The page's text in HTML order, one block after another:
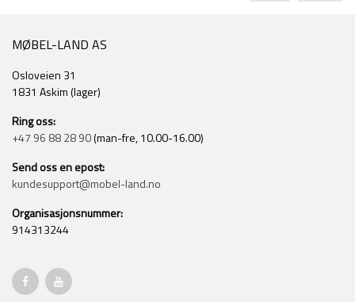
MØBEL-LAND AS
Osloveien 31
1831 Askim (lager)
Ring oss:
+47 96 88 28 90(man-fre, 10.00-16.00)
Send oss en epost:
kundesupport@mobel-land.no
Organisasjonsnummer:
914313244